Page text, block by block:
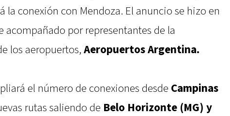
la conexión con Mendoza. El anuncio se hizo en
acompañado por representantes de la
los aeropuertos, Aeropuertos Argentina.
el número de conexiones desde Campinas
rutas saliendo de Belo Horizonte (MG) y